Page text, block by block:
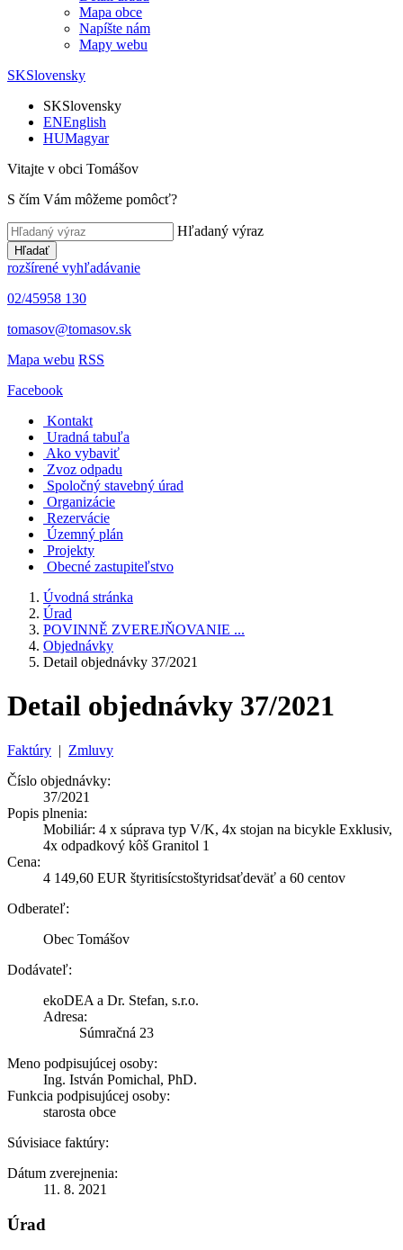
Mapa obce
Napíšte nám
Mapy webu
SKSlovensky
SKSlovensky
ENEnglish
HUMagyar
Vitajte v obci Tomášov
S čím Vám môžeme pomôcť?
Hľadaný výraz
Hľadať
rozšírené vyhľadávanie
02/45958 130
tomasov@tomasov.sk
Mapa webu RSS
Facebook
Kontakt
Uradná tabuľa
Ako vybaviť
Zvoz odpadu
Spoločný stavebný úrad
Organizácie
Rezervácie
Územný plán
Projekty
Obecné zastupiteľstvo
Úvodná stránka
Úrad
POVINNĚ ZVEREJŇOVANIE ...
Objednávky
Detail objednávky 37/2021
Detail objednávky 37/2021
Faktúry | Zmluvy
Číslo objednávky:
37/2021
Popis plnenia:
Mobiliár: 4 x súprava typ V/K, 4x stojan na bicykle Exklusiv,
4x odpadkový kôš Granitol 1
Cena:
4 149,60 EUR štyritisícstoštyridsaťdeväť a 60 centov
Odberateľ:
Obec Tomášov
Dodávateľ:
ekoDEA a Dr. Stefan, s.r.o.
Adresa:
Súmračná 23
Meno podpisujúcej osoby:
Ing. István Pomichal, PhD.
Funkcia podpisujúcej osoby:
starosta obce
Súvisiace faktúry:
Dátum zverejnenia:
11. 8. 2021
Úrad